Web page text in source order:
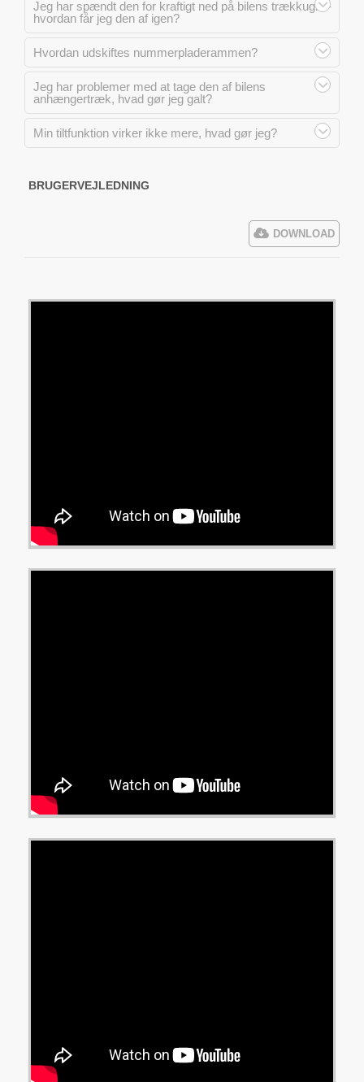
Jeg har spændt den for kraftigt ned på bilens trækkugle -
hvordan får jeg den af igen?
Hvordan udskiftes nummerpladerammen?
Jeg har problemer med at tage den af bilens
anhængertræk, hvad gør jeg galt?
Min tiltfunktion virker ikke mere, hvad gør jeg?
BRUGERVEJLEDNING
DOWNLOAD